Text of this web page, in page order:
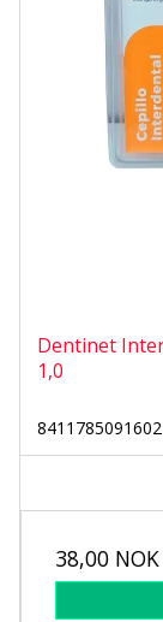
Dentinet
1,0
8411785091602
38,00 NOK